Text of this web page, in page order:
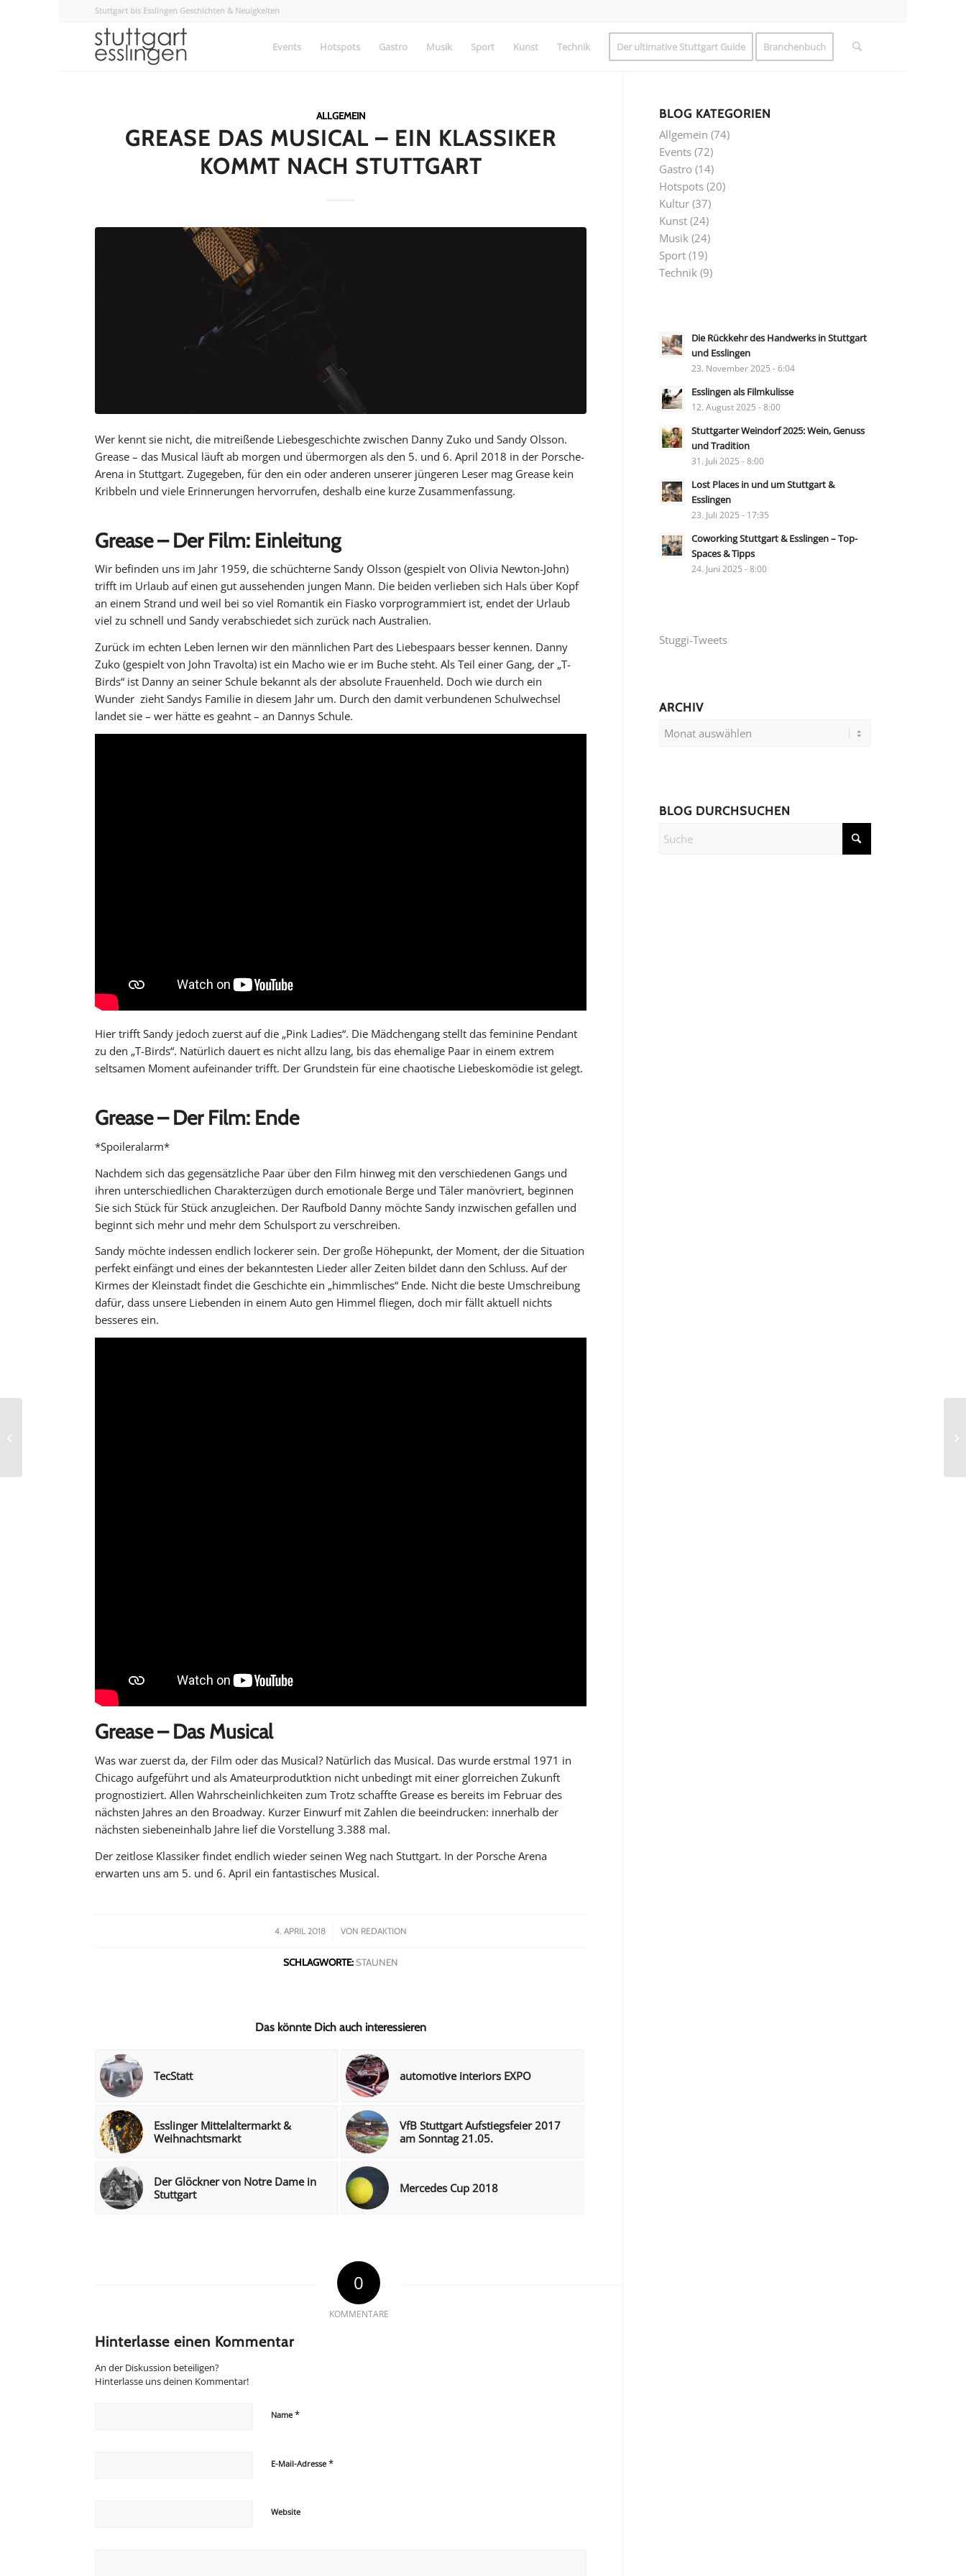
Stuttgart bis Esslingen Geschichten & Neuigkeiten
Events Hotspots Gastro Musik Sport Kunst Technik Der ultimative Stuttgart Guide Branchenbuch
ALLGEMEIN
GREASE DAS MUSICAL – EIN KLASSIKER
KOMMT NACH STUTTGART
Wer kennt sie nicht, die mitreißende Liebesgeschichte zwischen Danny Zuko und Sandy Olsson.
Grease – das Musical läuft ab morgen und übermorgen als den 5. und 6. April 2018 in der Porsche-
Arena in Stuttgart. Zugegeben, für den ein oder anderen unserer jüngeren Leser mag Grease kein
Kribbeln und viele Erinnerungen hervorrufen, deshalb eine kurze Zusammenfassung.
Grease – Der Film: Einleitung
Wir befinden uns im Jahr 1959, die schüchterne Sandy Olsson (gespielt von Olivia Newton-John)
trifft im Urlaub auf einen gut aussehenden jungen Mann. Die beiden verlieben sich Hals über Kopf
an einem Strand und weil bei so viel Romantik ein Fiasko vorprogrammiert ist, endet der Urlaub
viel zu schnell und Sandy verabschiedet sich zurück nach Australien.
Zurück im echten Leben lernen wir den männlichen Part des Liebespaars besser kennen. Danny
Zuko (gespielt von John Travolta) ist ein Macho wie er im Buche steht. Als Teil einer Gang, der „T-
Birds“ ist Danny an seiner Schule bekannt als der absolute Frauenheld. Doch wie durch ein
Wunder zieht Sandys Familie in diesem Jahr um. Durch den damit verbundenen Schulwechsel
landet sie – wer hätte es geahnt – an Dannys Schule.
Hier trifft Sandy jedoch zuerst auf die „Pink Ladies“. Die Mädchengang stellt das feminine Pendant
zu den „T-Birds“. Natürlich dauert es nicht allzu lang, bis das ehemalige Paar in einem extrem
seltsamen Moment aufeinander trifft. Der Grundstein für eine chaotische Liebeskomödie ist gelegt.
Grease – Der Film: Ende
*Spoileralarm*
Nachdem sich das gegensätzliche Paar über den Film hinweg mit den verschiedenen Gangs und
ihren unterschiedlichen Charakterzügen durch emotionale Berge und Täler manövriert, beginnen
Sie sich Stück für Stück anzugleichen. Der Raufbold Danny möchte Sandy inzwischen gefallen und
beginnt sich mehr und mehr dem Schulsport zu verschreiben.
Sandy möchte indessen endlich lockerer sein. Der große Höhepunkt, der Moment, der die Situation
perfekt einfängt und eines der bekanntesten Lieder aller Zeiten bildet dann den Schluss. Auf der
Kirmes der Kleinstadt findet die Geschichte ein „himmlisches“ Ende. Nicht die beste Umschreibung
dafür, dass unsere Liebenden in einem Auto gen Himmel fliegen, doch mir fällt aktuell nichts
besseres ein.
Grease – Das Musical
Was war zuerst da, der Film oder das Musical? Natürlich das Musical. Das wurde erstmal 1971 in
Chicago aufgeführt und als Amateurprodutktion nicht unbedingt mit einer glorreichen Zukunft
prognostiziert. Allen Wahrscheinlichkeiten zum Trotz schaffte Grease es bereits im Februar des
nächsten Jahres an den Broadway. Kurzer Einwurf mit Zahlen die beeindrucken: innerhalb der
nächsten siebeneinhalb Jahre lief die Vorstellung 3.388 mal.
Der zeitlose Klassiker findet endlich wieder seinen Weg nach Stuttgart. In der Porsche Arena
erwarten uns am 5. und 6. April ein fantastisches Musical.
4. APRIL 2018
/ VON REDAKTION
SCHLAGWORTE: STAUNEN
Das könnte Dich auch interessieren
TecStatt automotive interiors EXPO
Esslinger Mittelaltermarkt &
Weihnachtsmarkt
VfB Stuttgart Aufstiegsfeier 2017
am Sonntag 21.05.
Der Glöckner von Notre Dame in
Stuttgart
Mercedes Cup 2018
0
KOMMENTARE
Hinterlasse einen Kommentar
An der Diskussion beteiligen?
Hinterlasse uns deinen Kommentar!
Name *
E-Mail-Adresse *
Website
BLOG KATEGORIEN
Allgemein (74)
Events (72)
Gastro (14)
Hotspots (20)
Kultur (37)
Kunst (24)
Musik (24)
Sport (19)
Technik (9)
Die Rückkehr des Handwerks in Stuttgart
und Esslingen
23. November 2025 - 6:04
Esslingen als Filmkulisse
12. August 2025 - 8:00
Stuttgarter Weindorf 2025: Wein, Genuss
und Tradition
31. Juli 2025 - 8:00
Lost Places in und um Stuttgart &
Esslingen
23. Juli 2025 - 17:35
Coworking Stuttgart & Esslingen – Top-
Spaces & Tipps
24. Juni 2025 - 8:00
Stuggi-Tweets
ARCHIV
BLOG DURCHSUCHEN